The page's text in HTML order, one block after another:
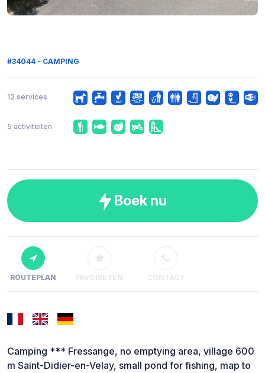
#34044 - CAMPING
12 services
5 activiteiten
Boek nu
ROUTEPLAN FAVORIETEN CONTACT
Camping *** Fressange, no emptying area, village 600
m Saint-Didier-en-Velay, small pond for fishing, map to